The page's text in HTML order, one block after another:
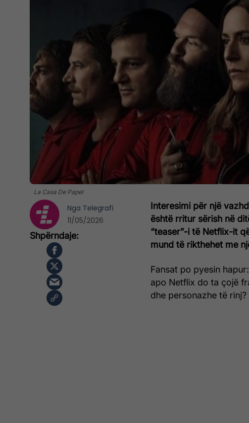
La Casa De Papel
Interesimi për një
është rritur sërish në
“teaser”-i të Netflix-it
mund të rikthehet me
Fansat po pyesin
apo Netflix do ta çojë
dhe personazhe të rinj?
Nga Telegrafi
11/05/2026